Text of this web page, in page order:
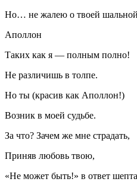
Но… не жалею о твоей шальной
Аполлон
Таких как я — полным полно!
Не различишь в толпе.
Но ты (красив как Аполлон!)
Возник в моей судьбе.
За что? Зачем же мне страдать,
Приняв любовь твою,
«Не может быть!» в ответ